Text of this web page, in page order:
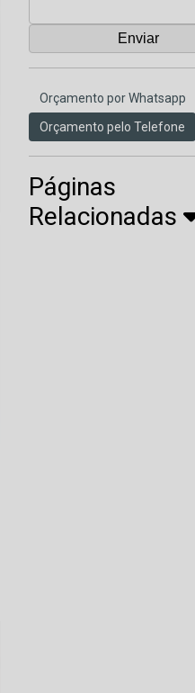
Orçamento por Whatsapp
Orçamento pelo Telefone
Páginas
Relacionadas